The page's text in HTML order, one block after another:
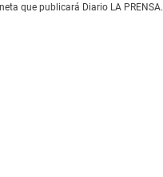
que publicará Diario LA PRENSA.